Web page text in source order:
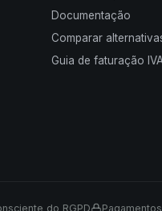
Documentação
Comparar
Guia de faturação
do RGPD